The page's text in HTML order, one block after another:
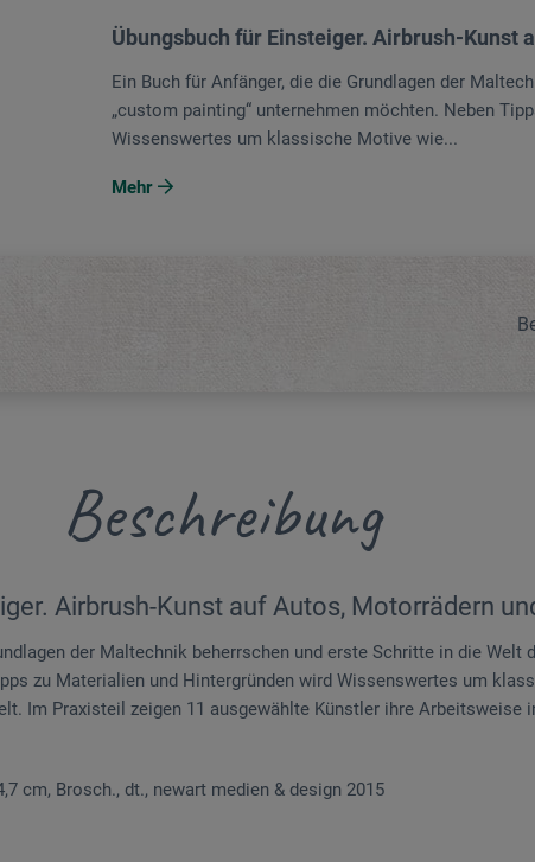
Übungsbuch für Einsteiger. Airbrush-Kunst
Ein Buch für Anfänger, die die Grundlagen der
„custom painting“ unternehmen möchten. Neben
Wissenswertes um klassische Motive wie...
Mehr
Beschreibung
Airbrush-Kunst auf Autos, Motorrädern
der Maltechnik beherrschen und erste Schritte in die Welt
zu Materialien und Hintergründen wird Wissenswertes um
Im Praxisteil zeigen 11 ausgewählte Künstler ihre Arbeitsweise
cm, Brosch., dt., newart medien & design 2015